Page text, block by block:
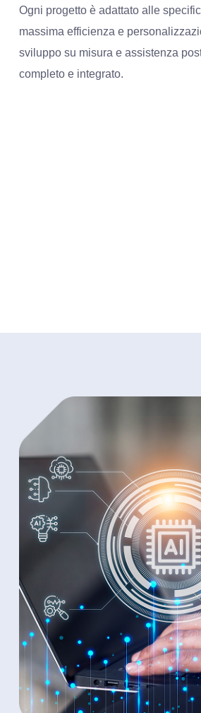
Ogni progetto è adattato alle
massima efficienza e
sviluppo su misura e assistenza
completo e integrato.